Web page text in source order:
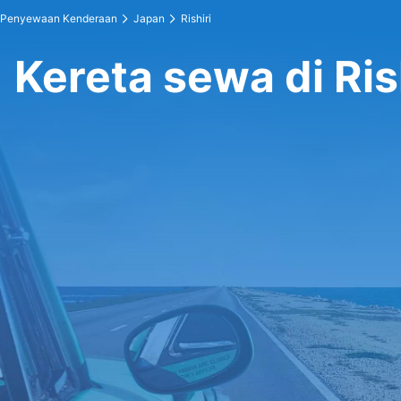
Penyewaan Kenderaan Japan Rishiri
Kereta sewa di